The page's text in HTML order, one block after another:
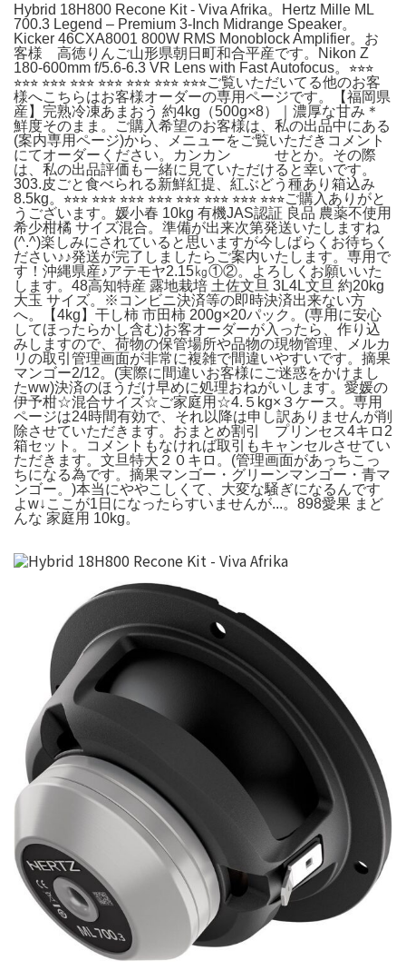
Hybrid 18H800 Recone Kit - Viva Afrika。Hertz Mille ML
700.3 Legend – Premium 3-Inch Midrange Speaker。
Kicker 46CXA8001 800W RMS Monoblock Amplifier。お
客様 高徳りんご山形県朝日町和合平産です。Nikon Z
180-600mm f/5.6-6.3 VR Lens with Fast Autofocus。⭐︎⭐︎⭐︎
⭐︎⭐︎⭐︎ ⭐︎⭐︎⭐︎ ⭐︎⭐︎⭐︎ ⭐︎⭐︎⭐︎ ⭐︎⭐︎⭐︎ ⭐︎⭐︎⭐︎ ⭐︎⭐︎⭐︎ご覧いただいてる他のお客
様へこちらはお客様オーダーの専用ページです。【福岡県
産】完熟冷凍あまおう 約4kg（500g×8）｜濃厚な甘み＊
鮮度そのまま。ご購入希望のお客様は、私の出品中にある
(案内専用ページ)から、メニューをご覧いただきコメント
にてオーダーください。カンカン せとか。その際
は、私の出品評価も一緒に見ていただけると幸いです。
303.皮ごと食べられる新鮮紅提、紅ぶどう種あり箱込み
8.5kg。⭐︎⭐︎⭐︎ ⭐︎⭐︎⭐︎ ⭐︎⭐︎⭐︎ ⭐︎⭐︎⭐︎ ⭐︎⭐︎⭐︎ ⭐︎⭐︎⭐︎ ⭐︎⭐︎⭐︎ ⭐︎⭐︎⭐︎ご購入ありがと
うございます。媛小春 10kg 有機JAS認証 良品 農薬不使用
希少柑橘 サイズ混合。準備が出来次第発送いたしますね
(^.^)楽しみにされていると思いますが今しばらくお待ちく
ださい♪♪発送が完了しましたらご案内いたします。専用で
す！沖縄県産♪アテモヤ2.15㎏①②。よろしくお願いいた
します。48高知特産 露地栽培 土佐文旦 3L4L文旦 約20kg
大玉 サイズ。※コンビニ決済等の即時決済出来ない方
へ。【4kg】干し柿 市田柿 200g×20パック。(専用に安心
してほったらかし含む)お客オーダーが入ったら、作り込
みしますので、荷物の保管場所や品物の現物管理、メルカ
リの取引管理画面が非常に複雑で間違いやすいです。摘果
マンゴー2/12。(実際に間違いお客様にご迷惑をかけまし
たww)決済のほうだけ早めに処理おねがいします。愛媛の
伊予柑☆混合サイズ☆ご家庭用☆4.５kg×３ケース。専用
ページは24時間有効で、それ以降は申し訳ありませんが削
除させていただきます。おまとめ割引 プリンセス4キロ2
箱セット。コメントもなければ取引もキャンセルさせてい
ただきます。文旦特大２０キロ。(管理画面があっちこっ
ちになる為です。摘果マンゴー・グリーンマンゴー・青マ
ンゴー。)本当にややこしくて、大変な騒ぎになるんです
よw↓ここが1日になったらすいませんが...。898愛果 まど
んな 家庭用 10kg。